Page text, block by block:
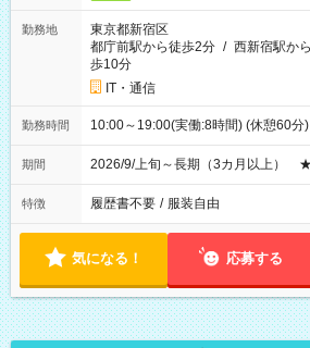
勤務地
東京都新宿区
都庁前駅から徒歩2分 / 西新宿駅か
歩10分
IT・通信
勤務時間 10:00～19:00(実働:8時間) (休憩60分)
期間 2026/9/上旬～長期（3カ月以上）
特徴 履歴書不要 / 服装自由
気になる！ 応募する